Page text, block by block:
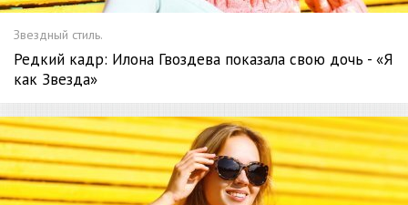
Звездный стиль.
Редкий кадр: Илона Гвоздева показала свою дочь - «Я
как Звезда»